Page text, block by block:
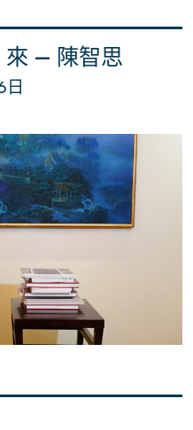
來 — 陳智思
日